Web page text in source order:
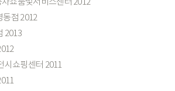
쇼룸및서비스센터 2012
동점 2012
2013
시쇼핑센터 2011